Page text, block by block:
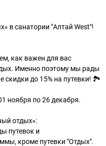
в санатории "Алтай West"!
как важен для вас
Именно поэтому мы рады
скидки до 15% на путевки! 🏞️
ноября по 26 декабря.
отдых»:
путевок и
кроме путевки "Отдых".